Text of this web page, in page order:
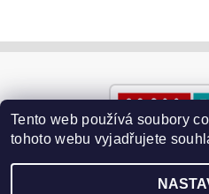
Tento web používá soubory
tohoto webu vyjadřujete